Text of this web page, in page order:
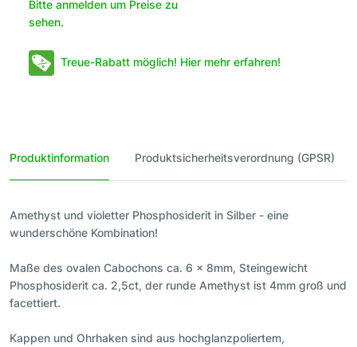
Bitte anmelden um Preise zu
sehen.
Treue-Rabatt möglich! Hier mehr erfahren!
Produktinformation Produktsicherheitsverordnung (GPSR)
Amethyst und violetter Phosphosiderit in Silber - eine
wunderschöne Kombination!
Maße des ovalen Cabochons ca. 6 x 8mm, Steingewicht
Phosphosiderit ca. 2,5ct, der runde Amethyst ist 4mm groß und
facettiert.
Kappen und Ohrhaken sind aus hochglanzpoliertem,